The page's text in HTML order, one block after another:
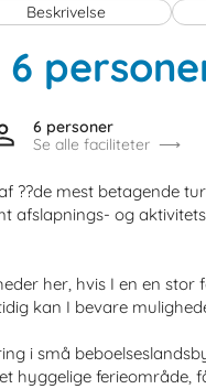
Beskrivelse
6
6 personer
Se alle faciliteter
??de mest betagende
afslapnings- og
her, hvis I en en
kan I bevare
i små
hyggelige ferieområde,